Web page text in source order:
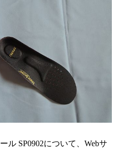
ル SP0902について、Webサ